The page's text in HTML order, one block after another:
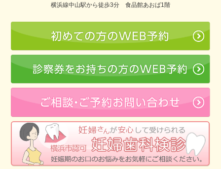
横浜線中山駅から徒歩3分 食品館あおば1階